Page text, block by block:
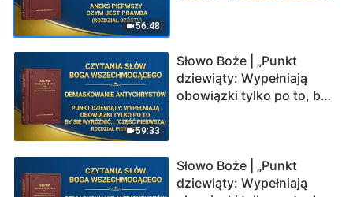
56:48
59:33
Słowo Boże | „Punkt
dziewiąty: Wypełniają
obowiązki tylko po to, by
interesy domu Bożego, a
nawet zdradzają je,
Słowo Boże | „Punkt
dziewiąty: Wypełniają